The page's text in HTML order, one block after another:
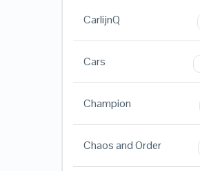
CarlijnQ
Cars
Champion
Chaos and Order